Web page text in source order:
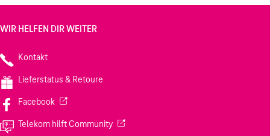
WIR HELFEN DIR WEITER
Kontakt
Lieferstatus & Retoure
Facebook(Wird in einem neuen Tab geöffnet)
Telekom hilft Community(Wird in einem neuen Tab geöffnet)